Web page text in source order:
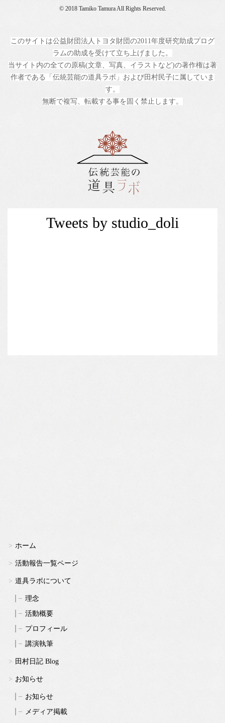
© 2018 Tamiko Tamura All Rights Reserved.
このサイトは公益財団法人トヨタ財団の2011年度研究助成プログ
ラムの助成を受けて立ち上げました。
当サイト内の全ての原稿(文章、写真、イラストなど)の著作権は著
作者である「伝統芸能の道具ラボ」および田村民子に属していま
す。
無断で複写、転載する事を固く禁止します。
Tweets by studio_doli
ホーム
活動報告一覧ページ
道具ラボについて
理念
活動概要
プロフィール
講演執筆
田村日記 Blog
お知らせ
お知らせ
メディア掲載